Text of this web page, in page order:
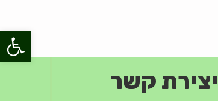
פתח
יצירת קשר